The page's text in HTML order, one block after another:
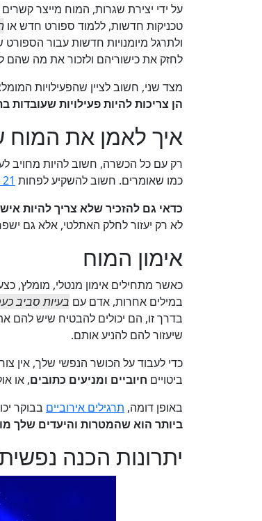
על ידי יצירת שגרות, המוח מייצר
טכניקות חדשות, ללמוד ספורט חדש או
ולתרגל מיומנויות חדשות עבור
לחזק את כישוריהם ולזכור את מה שהם
מצד שני, חשוב לציין שהפעילויות
הן צריכות להיות פעילויות שעובדות
איך לאמן את המוח
רק עם כל הכשרה, חשוב להיות מחויב
כמו שאומרים. חשוב להשקיע לפחות 21 יום
כדאי גם להזכיר שלא צריך להיות
לא רק יעזור לחלק האתלטי, אלא גם
אימון המוח
כאשר מתחילים אימון מנטלי, מומלץ,
במילים אחרות, אדם עם בעיות סביב
בדרך זו, הם יכולים להבטיח שיש להם
שיעזור להם להניע אותם.
כדי לעבוד על הכושר הנפשי שלך, אין
ביטויים חיוביים ומניעים כתובים, או
באופן דומה, תרגילים אירוביים בבוקר
ביותר הוא שהמטרות והיעדים שלך
יתרונות הכנה נפשית